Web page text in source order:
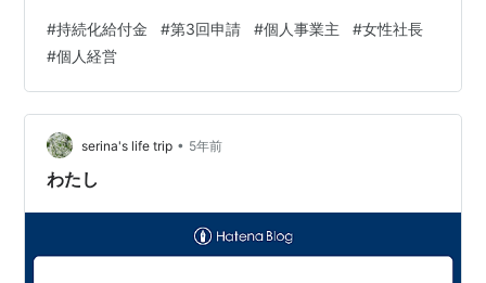
youtubeでアップされている 先生方から教えを請いつつ
自分なりに 再度見直しをはかり経済産業省のページも確
認し取り組んで いま つい先ほど申請ボタンを押しまし
た。 不採択連絡は やはり気持ちが凹みますね 私は商工
会にも入っていないので 基本 ひとりでいろいろ調べて
申請…
#持続化給付金 #第3回申請 #個人事業主 #女性社長
#個人経営
serina's life trip • 5年前
わたし